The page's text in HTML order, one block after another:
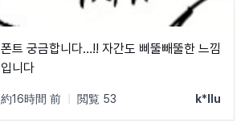
폰트 궁금합니다…!! 자간도 삐뚤빼뚤한 느낌
입니다
約16時間 前 閲覧 53 k*llu